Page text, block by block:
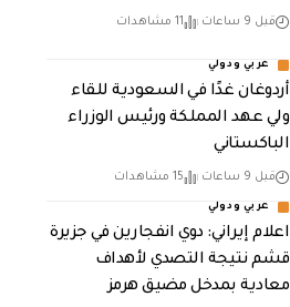
قبل 9 ساعات 11 مشاهدات
عربي ودولي
أردوغان غدًا في السعودية للقاء
ولي عهد المملكة ورئيس الوزراء
الباكستاني
قبل 9 ساعات 15 مشاهدات
عربي ودولي
اعلام إيراني: دوي انفجارين في جزيرة
قشم نتيجة التصدي لأهداف
معادية بمدخل مضيق هرمز